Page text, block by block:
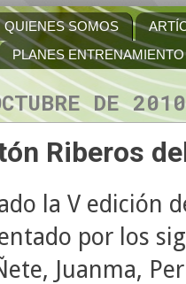
QUIENES SOMOS
PLANES ENTRENAMIENTO
DE 2010
Riberos
la V edición
por los
Juanma,